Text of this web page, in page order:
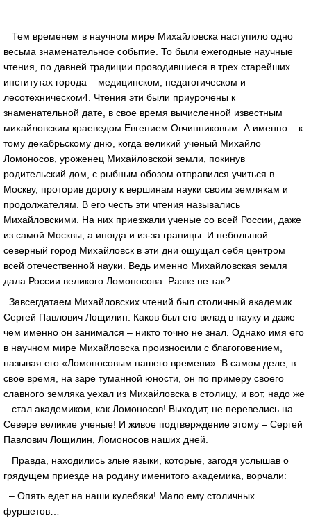
Тем временем в научном мире Михайловска наступило одно
весьма знаменательное событие. То были ежегодные научные
чтения, по давней традиции проводившиеся в трех старейших
институтах города – медицинском, педагогическом и
лесотехническом4. Чтения эти были приурочены к
знаменательной дате, в свое время вычисленной известным
михайловским краеведом Евгением Овчинниковым. А именно – к
тому декабрьскому дню, когда великий ученый Михайло
Ломоносов, уроженец Михайловской земли, покинув
родительский дом, с рыбным обозом отправился учиться в
Москву, проторив дорогу к вершинам науки своим землякам и
продолжателям. В его честь эти чтения назывались
Михайловскими. На них приезжали ученые со всей России, даже
из самой Москвы, а иногда и из-за границы. И небольшой
северный город Михайловск в эти дни ощущал себя центром
всей отечественной науки. Ведь именно Михайловская земля
дала России великого Ломоносова. Разве не так?
Завсегдатаем Михайловских чтений был столичный академик
Сергей Павлович Лощилин. Каков был его вклад в науку и даже
чем именно он занимался – никто точно не знал. Однако имя его
в научном мире Михайловска произносили с благоговением,
называя его «Ломоносовым нашего времени». В самом деле, в
свое время, на заре туманной юности, он по примеру своего
славного земляка уехал из Михайловска в столицу, и вот, надо же
– стал академиком, как Ломоносов! Выходит, не перевелись на
Севере великие ученые! И живое подтверждение этому – Сергей
Павлович Лощилин, Ломоносов наших дней.
Правда, находились злые языки, которые, загодя услышав о
грядущем приезде на родину именитого академика, ворчали:
– Опять едет на наши кулебяки! Мало ему столичных
фуршетов…